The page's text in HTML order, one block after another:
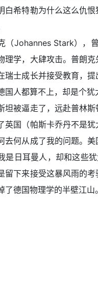
希特勒为什么这么仇恨
Johannes Stark），曾
理学，大肆攻击。普朗
瑞士成长并接受教育，
国人都算不上，却是个犹
被逼走了，远赴普林斯
英国（帕斯卡乔丹不是
去何从成了我的问题。
是日耳曼人，却和这些
留下来接受这暴风雨的
了德国物理学的半壁江山。